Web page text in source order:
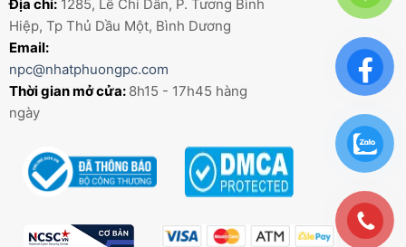
Địa chỉ: 1285, Lê Chí Dân, P. Tương Bình
Hiệp, Tp Thủ Dầu Một, Bình Dương
Email:
npc@nhatphuongpc.com
Thời gian mở cửa: 8h15 - 17h45 hàng
ngày